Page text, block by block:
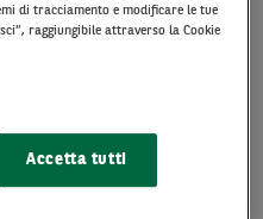
aver preso visione
di tracciamento e modificare le tue
raggiungibile attraverso la Cookie
Accetta tutti